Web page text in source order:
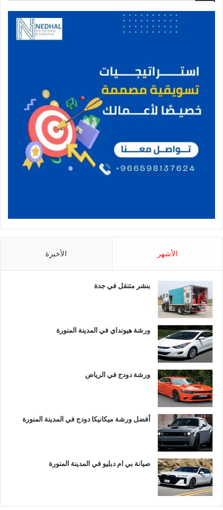
الأشهر الأخيرة
بنشر متنقل في جدة
ورشة هيونداي في المدينة المنورة
ورشة دودج في الرياض
أفضل ورشة ميكانيكا دودج في المدينة المنورة
صيانة بي ام دبليو في المدينة المنورة